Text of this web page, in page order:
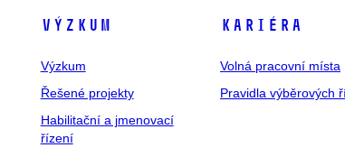
Výzkum
Výzkum
Řešené projekty
Habilitační a jmenovací
řízení
Kariéra
Volná pracovní místa
Pravidla výběrových